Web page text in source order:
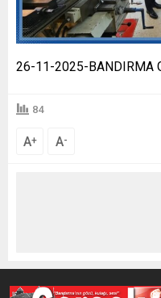
26-11-2025-BANDIRMA
84
A+ A-